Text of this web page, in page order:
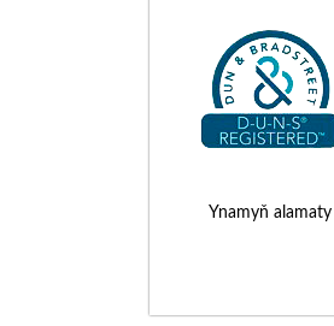
Ynamyň alamaty